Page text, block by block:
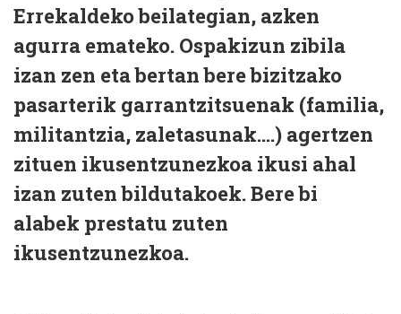
Errekaldeko beilategian, azken
agurra emateko. Ospakizun zibila
izan zen eta bertan bere bizitzako
pasarterik garrantzitsuenak (familia,
militantzia, zaletasunak....) agertzen
zituen ikusentzunezkoa ikusi ahal
izan zuten bildutakoek. Bere bi
alabek prestatu zuten
ikusentzunezkoa.